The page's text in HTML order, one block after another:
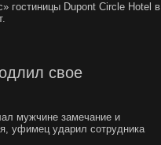
гοстиницы Dupont Circle Hotel в
свое
мужчине замечание и
уфимец ударил сотрудника